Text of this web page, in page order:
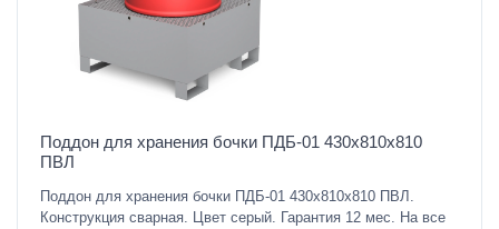
Поддон для хранения бочки ПДБ-01 430х810х810
ПВЛ
Поддон для хранения бочки ПДБ-01 430х810х810 ПВЛ.
Конструкция сварная. Цвет серый. Гарантия 12 мес. На все